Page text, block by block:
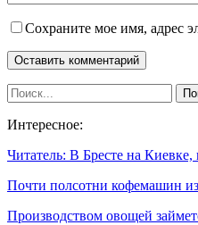
Сохраните мое имя, адрес
Интересное:
Читатель: В Бресте на
Почти полсотни кофемашин
Производством овощей